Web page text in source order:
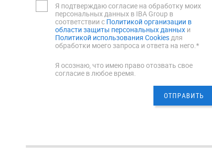
Я подтверждаю согласие на обработку моих
персональных данных в IBA Group в
соответствии с Политикой организации в
области защиты персональных данных и
Политикой использования Cookiesдля
обработки моего запроса и ответа на него.*
Я осознаю, что имею право отозвать свое
согласие в любое время.